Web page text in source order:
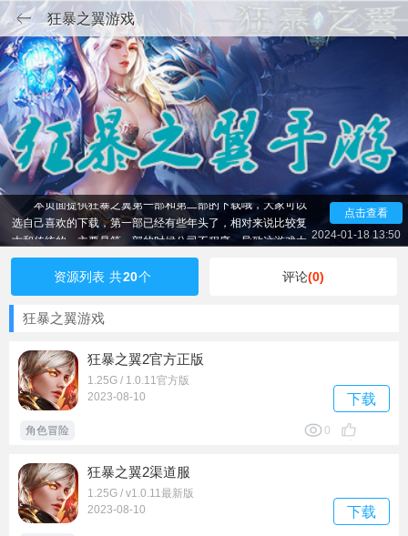
狂暴之翼游戏
本页面提供狂暴之翼第一部和第二部的下载哦，大家可以
选自己喜欢的下载，第一部已经有些年头了，相对来说比较复
古和传统的，主要是第一部的时候公司不程序，导致这游戏太
法，休闲玩法，多到可以说臃肿，而且有些东西就没必要添
糙，打击感也比较弱，所以推荐大家下载最新的哦！
点击查看
2024-01-18 13:50
资源列表 共20个 评论(0)
狂暴之翼游戏
狂暴之翼2官方正版
1.25G / 1.0.11官方版
2023-08-10
下载
角色冒险 0
狂暴之翼2渠道服
1.25G / v1.0.11最新版
2023-08-10
下载